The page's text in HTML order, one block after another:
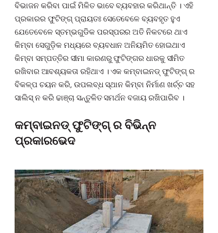
ବିଭାଜନ କରିବା ପାଇଁ ମିଳିତ ଭାବେ ବ୍ୟବହାର କରିଥାନ୍ତି । ଏହି
ପ୍ରକାରର ଫୁଟିଙ୍ଗ୍ ପ୍ରାୟତଃ ସେତେବେଳେ ବ୍ୟବହୃତ ହୁଏ
ଯେତେବେଳେ ସ୍ତମ୍ଭଗୁଡିକ ପରସ୍ପରର ଅତି ନିକଟରେ ଥାଏ
କିମ୍ବା ସେଗୁଡ଼ିକ ମଧ୍ୟରେ ବ୍ୟବଧାନ ଅନିୟମିତ ହୋଇଥାଏ
କିମ୍ବା ସମ୍ପତ୍ତିର ସୀମା କାରଣରୁ ଫୁଟିଙ୍ଗର ଧାରକୁ ସୀମିତ
ରଖିବାର ଆବଶ୍ୟକତା ରହିଥାଏ । ଏକ କମ୍ବାଇନଡ୍ ଫୁଟିଙ୍ଗ୍‌ ର
ବିକଳ୍ପ ଚୟନ କରି, ଉପଲବ୍ଧ ସ୍ଥାନ କିମ୍ବା ନିର୍ମାଣ ଖର୍ଚ୍ଚ ସହ
ସାଲିସ୍ ନ କରି ଢାଞ୍ଚା ସନ୍ତୁଳିତ ସମର୍ଥନ ବଜାୟ ରଖିପାରିବ ।
କମ୍ବାଇନଡ୍ ଫୁଟିଙ୍ଗ୍ ର ବିଭିନ୍ନ
ପ୍ରକାରଭେଦ